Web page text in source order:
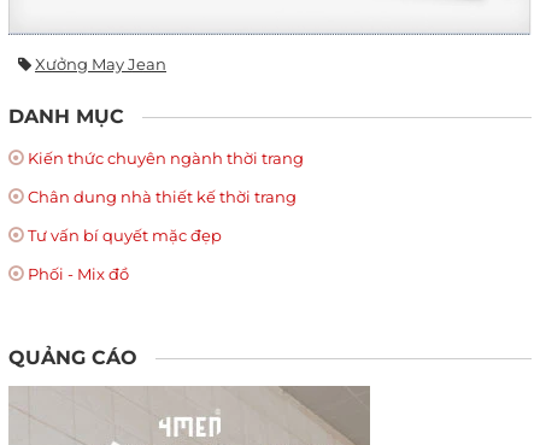
Xưởng May Jean
DANH MỤC
Kiến thức chuyên ngành thời trang
Chân dung nhà thiết kế thời trang
Tư vấn bí quyết mặc đẹp
Phối - Mix đồ
QUẢNG CÁO